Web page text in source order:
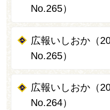
No.265）
広報いしおか（
No.265）
広報いしおか（
No.264）